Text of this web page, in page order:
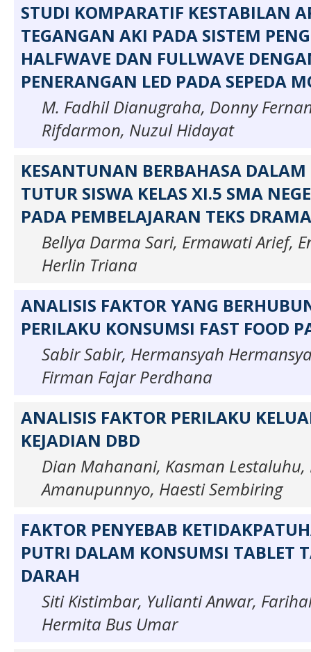
STUDI KOMPARATIF KESTABILAN
TEGANGAN AKI PADA SISTEM
HALFWAVE DAN FULLWAVE
PENERANGAN LED PADA SEPEDA
M. Fadhil Dianugraha, Donny
Rifdarmon, Nuzul Hidayat
KESANTUNAN BERBAHASA
TUTUR SISWA KELAS XI.5 SMA
PADA PEMBELAJARAN TEKS DRAMA
Bellya Darma Sari, Ermawati Arief,
Herlin Triana
ANALISIS FAKTOR YANG
PERILAKU KONSUMSI FAST FOOD
Sabir Sabir, Hermansyah
Firman Fajar Perdhana
ANALISIS FAKTOR PERILAKU
KEJADIAN DBD
Dian Mahanani, Kasman Lestaluhu,
Amanupunnyo, Haesti Sembiring
FAKTOR PENYEBAB
PUTRI DALAM KONSUMSI TABLET
DARAH
Siti Kistimbar, Yulianti Anwar,
Hermita Bus Umar